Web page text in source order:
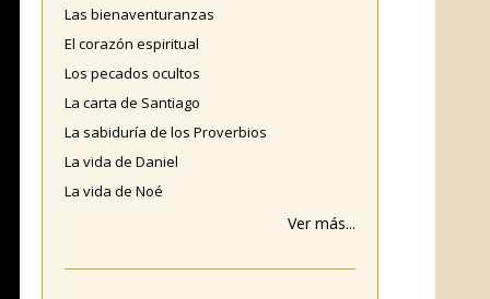
Las bienaventuranzas
El corazón espiritual
Los pecados ocultos
La carta de Santiago
La sabiduría de los Proverbios
La vida de Daniel
La vida de Noé
Ver más...